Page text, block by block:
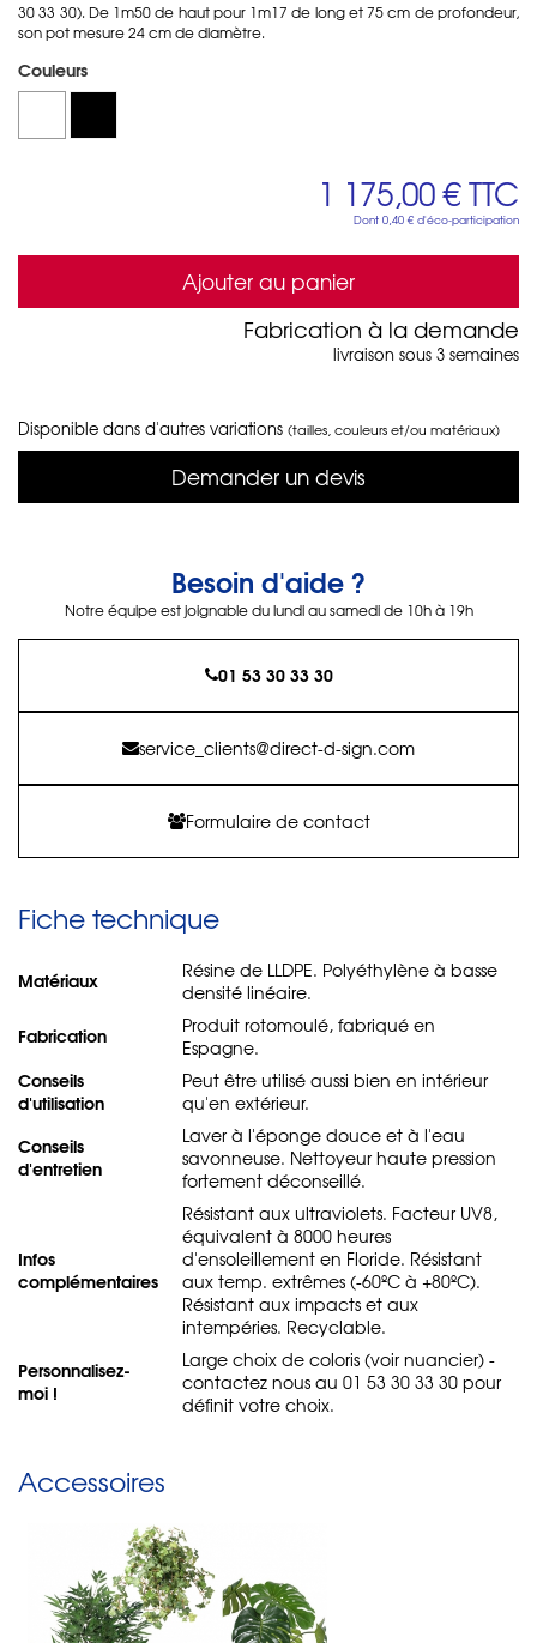
30 33 30). De 1m50 de haut pour 1m17 de long et 75 cm de profondeur,
son pot mesure 24 cm de diamètre.
Couleurs
1 175,00 €TTC
Dont 0,40 € d'éco-participation
Ajouter au panier
Fabrication à la demande
livraison sous 3 semaines
Disponible dans d'autres variations (tailles, couleurs et/ou matériaux)
Demander un devis
Besoin d'aide ?
Notre équipe est joignable du lundi au samedi de 10h à 19h
01 53 30 33 30
service_clients@direct-d-sign.com
Formulaire de contact
Fiche technique
Matériaux
Résine de LLDPE. Polyéthylène à basse
densité linéaire.
Fabrication
Produit rotomoulé, fabriqué en
Espagne.
Conseils
d'utilisation
Peut être utilisé aussi bien en intérieur
qu'en extérieur.
Conseils
d'entretien
Laver à l'éponge douce et à l'eau
savonneuse. Nettoyeur haute pression
fortement déconseillé.
Infos
complémentaires
Résistant aux ultraviolets. Facteur UV8,
équivalent à 8000 heures
d'ensoleillement en Floride. Résistant
aux temp. extrêmes (-60ºC à +80ºC).
Résistant aux impacts et aux
intempéries. Recyclable.
Personnalisez-
moi !
Large choix de coloris (voir nuancier) -
contactez nous au 01 53 30 33 30 pour
définit votre choix.
Accessoires